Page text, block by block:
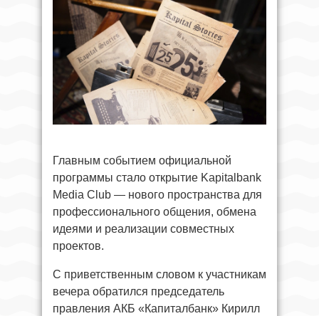
Главным событием официальной
программы стало открытие Kapitalbank
Media Club — нового пространства для
профессионального общения, обмена
идеями и реализации совместных
проектов.
С приветственным словом к участникам
вечера обратился председатель
правления АКБ «Капиталбанк» Кирилл